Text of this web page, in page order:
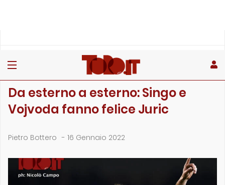
Da esterno a esterno: Singo e
Vojvoda fanno felice Juric
Pietro Bottero - 16 Gennaio 2022